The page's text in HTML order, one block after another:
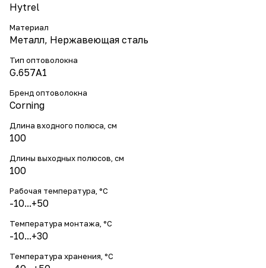
Hytrel
Материал
Металл, Нержавеющая сталь
Тип оптоволокна
G.657A1
Бренд оптоволокна
Corning
Длина входного полюса, см
100
Длины выходных полюсов, см
100
Рабочая температура, °С
-10...+50
Температура монтажа, °С
-10...+30
Температура хранения, °С